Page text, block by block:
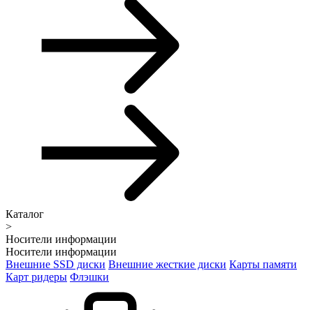
Каталог
>
Носители информации
Носители информации
Внешние SSD диски Внешние жесткие диски Карты памяти
Карт ридеры Флэшки